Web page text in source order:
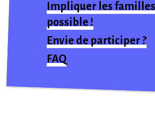
Impliquer les
possible !
Envie de participer ?
FAQ